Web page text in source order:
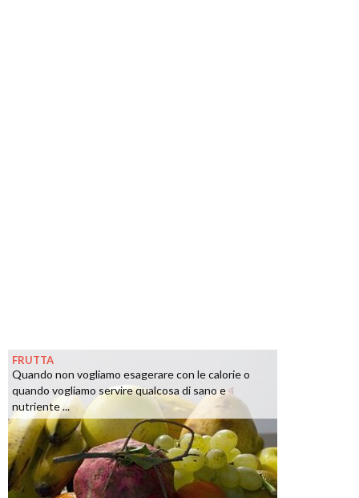
FRUTTA
Quando non vogliamo esagerare con le calorie o
quando vogliamo servire qualcosa di sano e
nutriente ...